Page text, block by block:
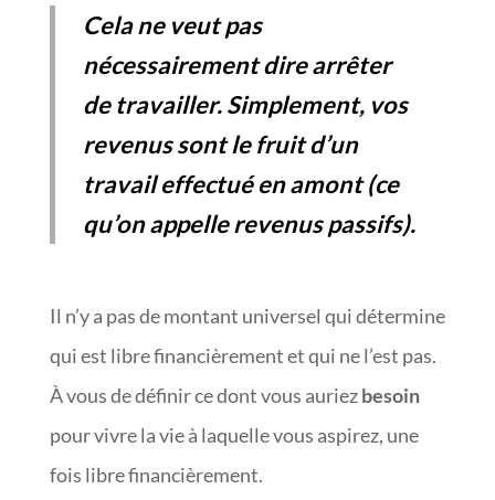
Cela ne veut pas
nécessairement dire arrêter
de travailler. Simplement, vos
revenus sont le fruit d’un
travail effectué en amont (ce
qu’on appelle revenus passifs).
Il n’y a pas de montant universel qui détermine
qui est libre financièrement et qui ne l’est pas.
À vous de définir ce dont vous auriezbesoin
pour vivre la vie à laquelle vous aspirez, une
fois libre financièrement.